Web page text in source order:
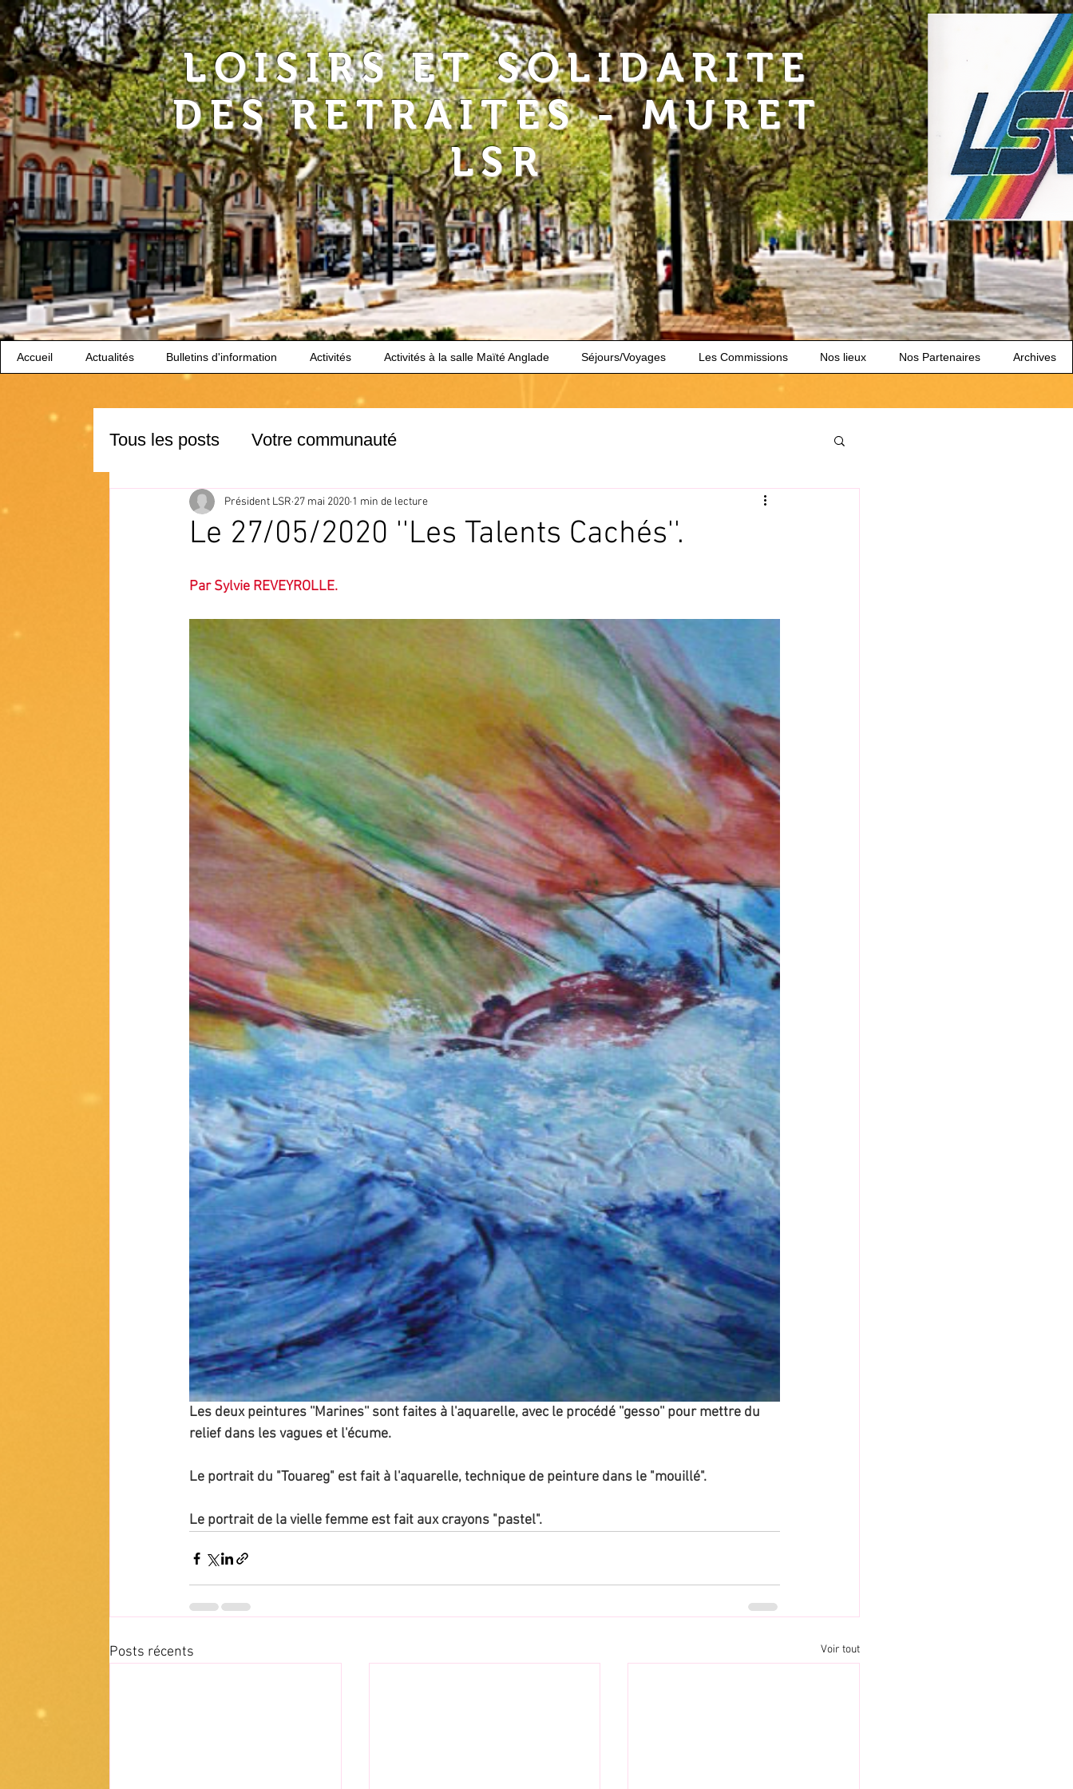
LOISIRS ET SOLIDARITE
DES RETRAITES - MURET
LSR
Accueil Actualités Bulletins d'information Activités Activités à la salle Maïté Anglade Séjours/Voyages Les Commissions Nos lieux Nos Partenaires Archives
Tous les posts Votre communauté
Le 27/05/2020 ''Les Talents Cachés''.
Président LSR 27 mai 2020 1 min de lecture
Par Sylvie REVEYROLLE.
Les deux peintures ''Marines'' sont faites à l'aquarelle, avec le procédé ''gesso'' pour mettre du
relief dans les vagues et l'écume.
Le portrait du "Touareg" est fait à l'aquarelle, technique de peinture dans le "mouillé".
Le portrait de la vielle femme est fait aux crayons "pastel".
Posts récents Voir tout